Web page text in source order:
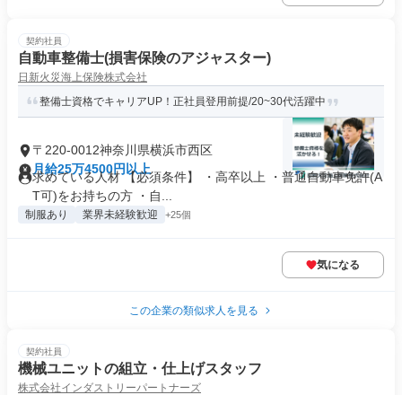
契約社員
自動車整備士(損害保険のアジャスター)
日新火災海上保険株式会社
整備士資格でキャリアUP！正社員登用前提/20~30代活躍中
〒220-0012神奈川県横浜市西区
月給25万4500円以上
求めている人材 【必須条件】 ・高卒以上 ・普通自動車免許(A
T可)をお持ちの方 ・⾃...
制服あり 業界未経験歓迎 +25個
気になる
この企業の類似求人を見る
契約社員
機械ユニットの組立・仕上げスタッフ
株式会社インダストリーパートナーズ